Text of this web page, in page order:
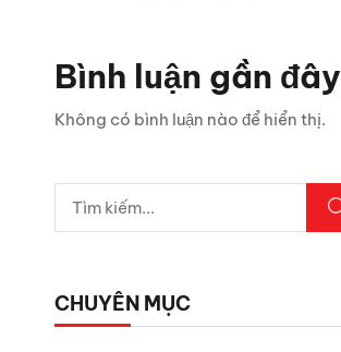
Bình luận gần đây
Không có bình luận nào để hiển thị.
CHUYÊN MỤC